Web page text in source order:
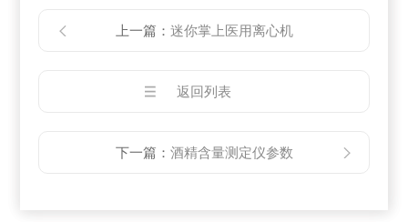
上一篇： 迷你掌上医用离心机
返回列表
下一篇： 酒精含量测定仪参数